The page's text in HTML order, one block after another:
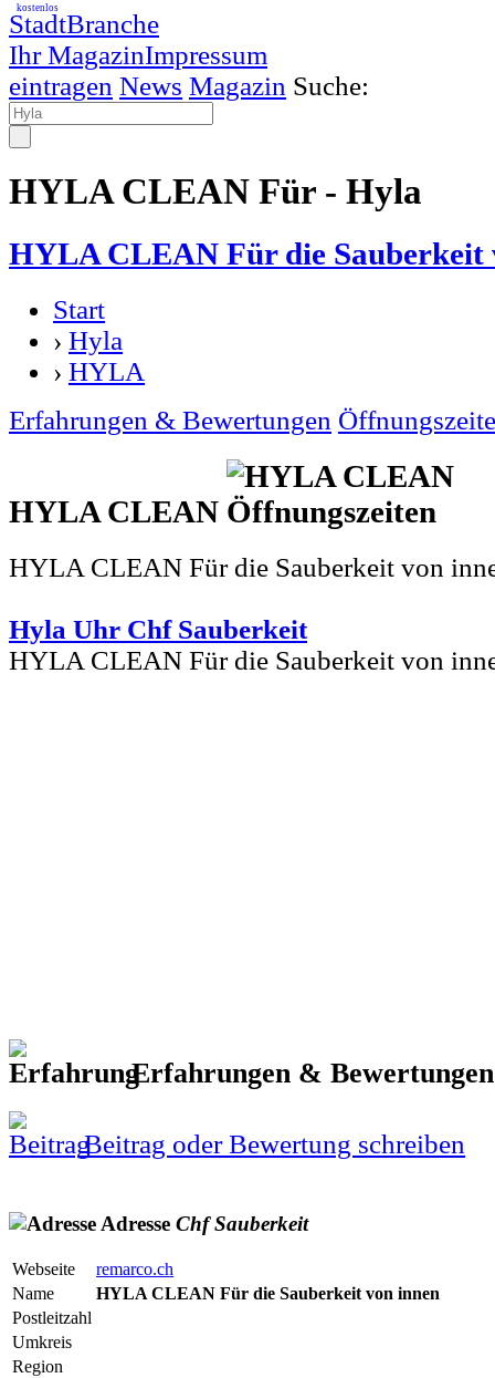
StadtBranche
Ihr MagazinImpressum
kostenlos
eintragen News Magazin Suche:
HYLA CLEAN Für - Hyla
HYLA CLEAN Für die Sauberkeit
Start
› Hyla
› HYLA
Erfahrungen & Bewertungen
HYLA CLEAN
HYLA CLEAN Für die Sauberkeit von
Hyla Uhr Chf Sauberkeit
HYLA CLEAN Für die Sauberkeit von
Erfahrungen &
Beitrag oder Bewertung schreiben
Adresse Chf Sauberkeit
Webseite
remarco.ch
Name
HYLA CLEAN Für die Sauberkeit von innen
Postleitzahl
Umkreis
Region